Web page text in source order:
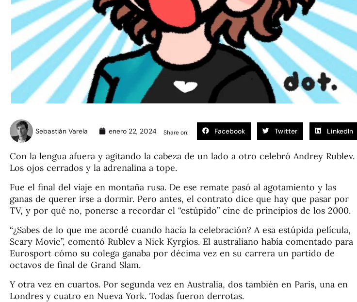
Sebastián Varela enero 22, 2024 Share on: Facebook Twitter LinkedIn
Con la lengua afuera y agitando la cabeza de un lado a otro celebró Andrey Rublev.
Los ojos cerrados y la adrenalina a tope.
Fue el final del viaje en montaña rusa. De ese remate pasó al agotamiento y las
ganas de querer irse a dormir. Pero antes, el contrato dice que hay que pasar por
TV, y por qué no, ponerse a recordar el “estúpido” cine de principios de los 2000.
“¿Sabes de lo que me acordé cuando hacía la celebración? A esa estúpida película,
Scary Movie”, comentó Rublev a Nick Kyrgios. El australiano había comentado para
Eurosport cómo su colega ganaba por décima vez en su carrera un partido de
octavos de final de Grand Slam.
Y otra vez en cuartos. Por segunda vez en Australia, dos también en Paris, una en
Londres y cuatro en Nueva York. Todas fueron derrotas.